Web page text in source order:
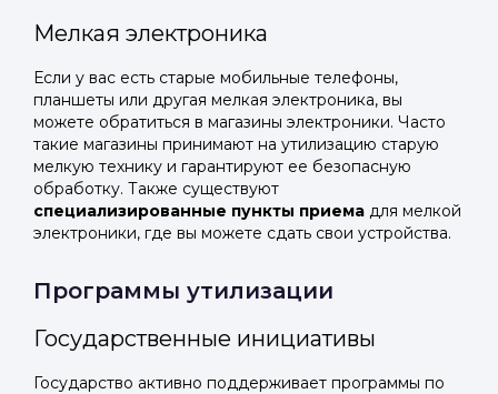
Мелкая электроника
Если у вас есть старые мобильные телефоны,
планшеты или другая мелкая электроника, вы
можете обратиться в магазины электроники. Часто
такие магазины принимают на утилизацию старую
мелкую технику и гарантируют ее безопасную
обработку. Также существуют
специализированные пункты приема для мелкой
электроники, где вы можете сдать свои устройства.
Программы утилизации
Государственные инициативы
Государство активно поддерживает программы по